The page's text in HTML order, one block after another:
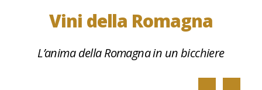
Vini della Romagna
L’anima della Romagna in un bicchiere